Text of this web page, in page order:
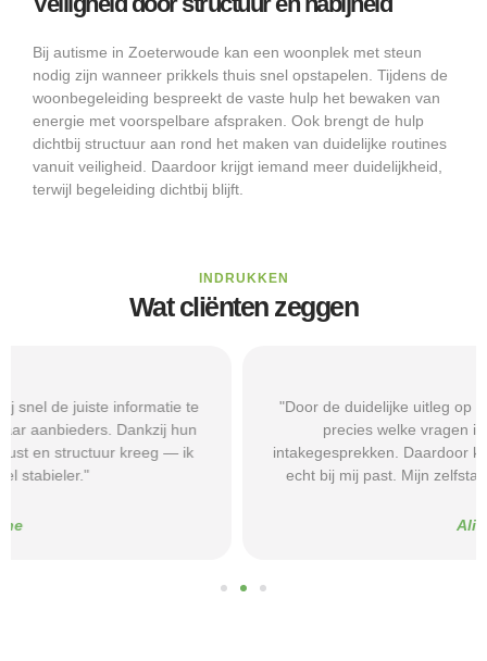
Bij autisme in Zoeterwoude kan een woonplek met steun
nodig zijn wanneer prikkels thuis snel opstapelen. Tijdens de
woonbegeleiding bespreekt de vaste hulp het bewaken van
energie met voorspelbare afspraken. Ook brengt de hulp
dichtbij structuur aan rond het maken van duidelijke routines
vanuit veiligheid. Daardoor krijgt iemand meer duidelijkheid,
terwijl begeleiding dichtbij blijft.
INDRUKKEN
Wat cliënten zeggen
"Door de duidelijke uitleg op Beschermd-Wonen.nl wist ik
precies welke vragen ik moest stellen tijdens
intakegesprekken. Daardoor kwam ik bij een aanbieder die
echt bij mij past. Mijn zelfstandigheid is flink verbeterd."